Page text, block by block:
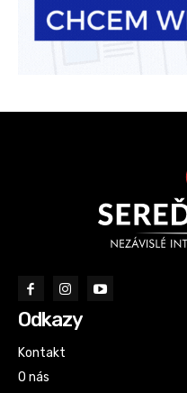
Odkazy
Kontakt
O nás